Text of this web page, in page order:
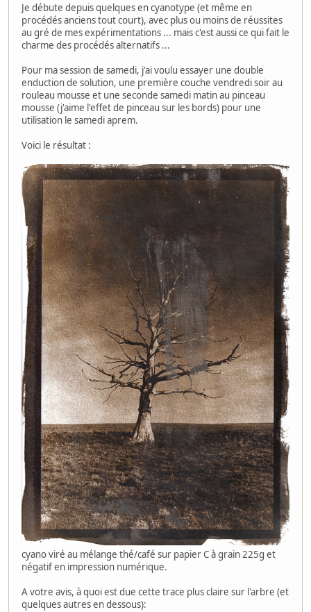
Je débute depuis quelques en cyanotype (et même en
procédés anciens tout court), avec plus ou moins de réussites
au gré de mes expérimentations ... mais c'est aussi ce qui fait le
charme des procédés alternatifs ...
Pour ma session de samedi, j'ai voulu essayer une double
enduction de solution, une première couche vendredi soir au
rouleau mousse et une seconde samedi matin au pinceau
mousse (j'aime l'effet de pinceau sur les bords) pour une
utilisation le samedi aprem.
Voici le résultat :
cyano viré au mélange thé/café sur papier C à grain 225g et
négatif en impression numérique.
A votre avis, à quoi est due cette trace plus claire sur l'arbre (et
quelques autres en dessous):